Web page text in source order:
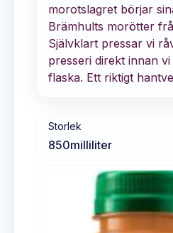
morotslagret börjar
Brämhults morötter
Självklart pressar vi
presseri direkt innan
flaska. Ett riktigt
Storlek
850milliliter